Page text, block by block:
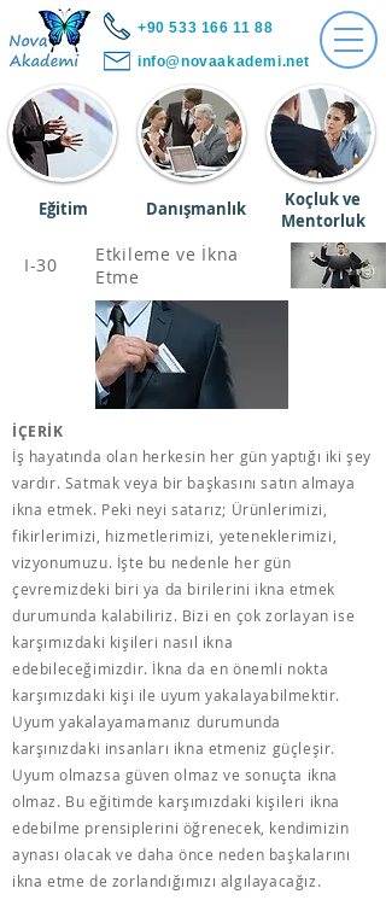
+90 533 166 11 88
info@novaakademi.net
Eğitim Danışmanlık
Koçluk ve
Mentorluk
Etkileme ve İkna
Etme
I-30
İÇERİK
İş hayatında olan herkesin her gün yaptığı iki şey
vardır. Satmak veya bir başkasını satın almaya
ikna etmek. Peki neyi satarız; Ürünlerimizi,
fikirlerimizi, hizmetlerimizi, yeteneklerimizi,
vizyonumuzu. İşte bu nedenle her gün
çevremizdeki biri ya da birilerini ikna etmek
durumunda kalabiliriz. Bizi en çok zorlayan ise
karşımızdaki kişileri nasıl ikna
edebileceğimizdir. İkna da en önemli nokta
karşımızdaki kişi ile uyum yakalayabilmektir.
Uyum yakalayamamanız durumunda
karşınızdaki insanları ikna etmeniz güçleşir.
Uyum olmazsa güven olmaz ve sonuçta ikna
olmaz. Bu eğitimde karşımızdaki kişileri ikna
edebilme prensiplerini öğrenecek, kendimizin
aynası olacak ve daha önce neden başkalarını
ikna etme de zorlandığımızı algılayacağız.